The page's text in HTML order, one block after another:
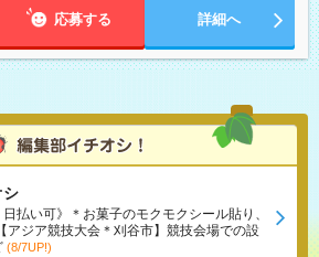
応募する 詳細へ
シ
日払い可》＊お菓子のモクモクシール貼り、
アジア競技大会＊刈谷市】競技会場での設
(8/7UP!)